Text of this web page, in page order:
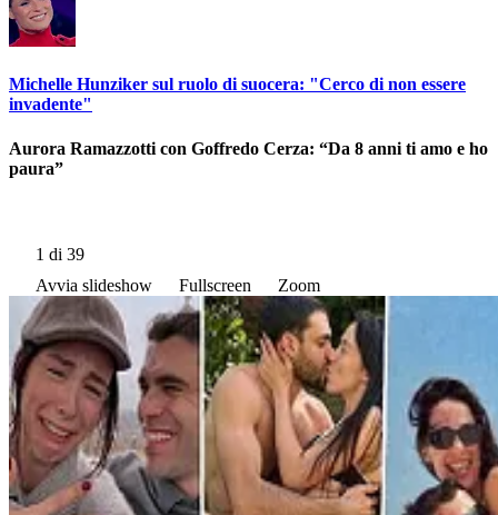
Michelle Hunziker sul ruolo di suocera: "Cerco di non essere
invadente"
Aurora Ramazzotti con Goffredo Cerza: “Da 8 anni ti amo e ho
paura”
1 di 39
Avvia slideshow
Fullscreen Zoom